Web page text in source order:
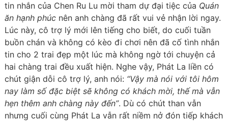
tin nhắn của Chen Ru Lu mời tham dự đại tiệc của Quán
ăn hạnh phúcnên anh chàng đã rất vui vẻ nhận lời ngay.
Lúc này, cô trợ lý mới lên tiếng cho biết, do cuối tuần
buồn chán và không có kèo đi chơi nên đã cố tình nhắn
tin cho 2 trai đẹp một lúc mà không ngờ tới chuyện cả
hai chàng trai đều xuất hiện. Nghe vậy, Phát La liền có
chút giận dỗi cô trợ lý, anh nói: “Vậy mà nói với tôi hôm
nay làm số đặc biệt sẽ không có khách mời, thế mà vẫn
hẹn thêm anh chàng này đến”. Dù có chút than vẫn
nhưng cuối cùng Phát La vẫn rất niềm nở đón tiếp khách